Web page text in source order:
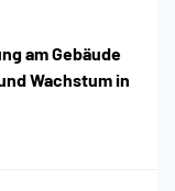
am Gebäude
Wachstum in